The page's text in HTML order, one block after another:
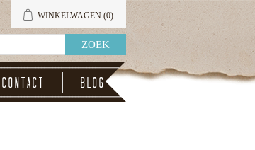
WINKELWAGEN (0)
Contact Blog